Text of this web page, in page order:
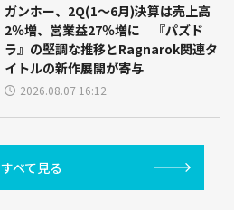
ガンホー、2Q(1～6月)決算は売上高
2％増、営業益27％増に 『パズド
ラ』の堅調な推移とRagnarok関連タ
イトルの新作展開が寄与
2026.08.07 16:12
すべて見る